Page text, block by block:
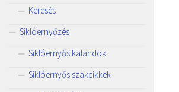
Keresés
Siklóernyőzés
Siklóernyős kalandok
Siklóernyős szakcikkek